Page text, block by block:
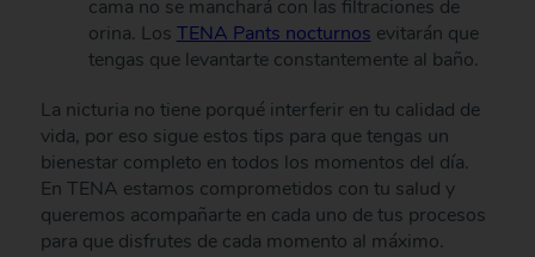
cama no se manchará con las filtraciones de
orina. Los TENA Pants nocturnos evitarán que
tengas que levantarte constantemente al baño.
La nicturia no tiene porqué interferir en tu calidad de
vida, por eso sigue estos tips para que tengas un
bienestar completo en todos los momentos del día.
En TENA estamos comprometidos con tu salud y
queremos acompañarte en cada uno de tus procesos
para que disfrutes de cada momento al máximo.